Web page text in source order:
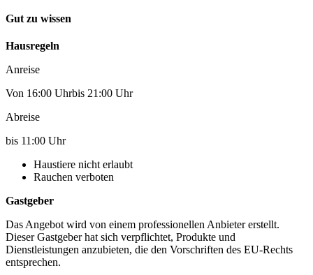
Gut zu wissen
Hausregeln
Anreise
Von 16:00 Uhrbis 21:00 Uhr
Abreise
bis 11:00 Uhr
Haustiere nicht erlaubt
Rauchen verboten
Gastgeber
Das Angebot wird von einem professionellen Anbieter erstellt.
Dieser Gastgeber hat sich verpflichtet, Produkte und
Dienstleistungen anzubieten, die den Vorschriften des EU-Rechts
entsprechen.